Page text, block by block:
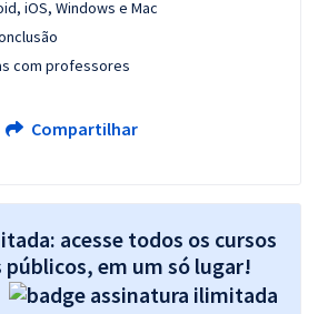
iOS, Windows e Mac
com professores
Compartilhar
acesse todos os cursos
públicos, em um só lugar!